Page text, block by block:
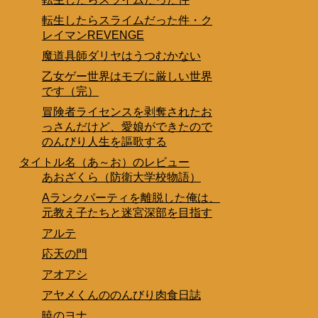
転生したらスライムだった件・ク
レイマンREVENGE
魔道具師ダリヤはうつむかない
乙女ゲー世界はモブに厳しい世界
です（完）
冒険者ライセンスを剥奪されたお
っさんだけど、愛娘ができたので
のんびり人生を謳歌する
タイトル名（あ～お）のレビュー
あおざくら（防衛大学校物語）
Aランクパーティを離脱した俺は、
元教え子たちと迷宮深部を目指す
アルテ
応天の門
アオアシ
アヤメくんののんびり肉食日誌
暁のヨナ